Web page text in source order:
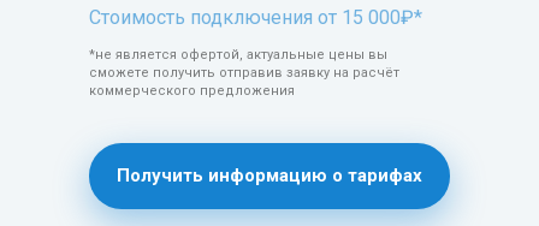
Стоимость подключения от 15 000₽*
*не является офертой, актуальные цены вы
сможете получить отправив заявку на расчёт
коммерческого предложения
Получить информацию о тарифах